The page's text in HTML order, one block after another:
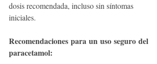
dosis recomendada, incluso sin síntomas
iniciales.
Recomendaciones para un uso seguro del
paracetamol: